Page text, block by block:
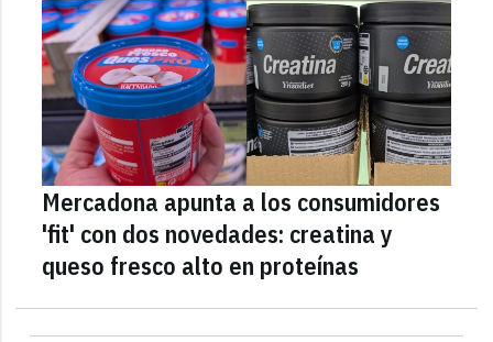
Mercadona apunta a los consumidores
'fit' con dos novedades: creatina y
queso fresco alto en proteínas